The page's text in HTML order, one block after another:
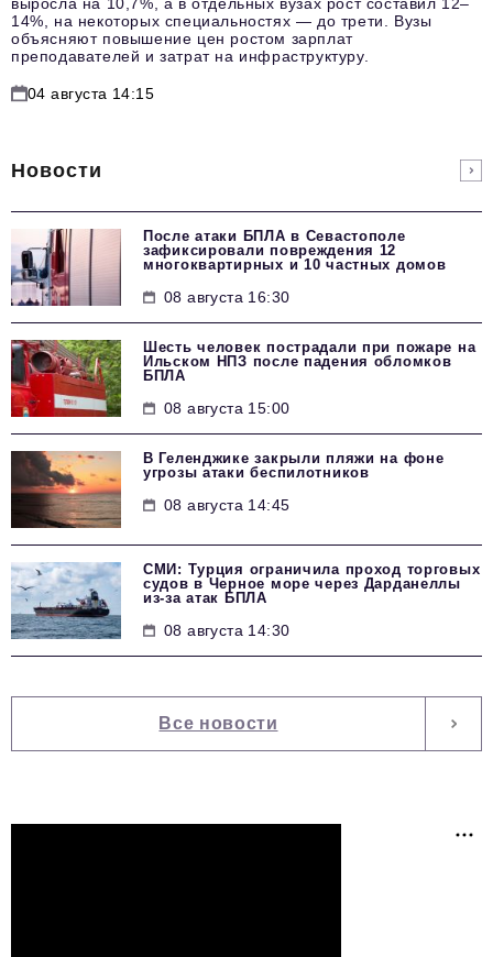
14%, на некоторых специальностях — до трети. Вузы
объясняют повышение цен ростом зарплат
преподавателей и затрат на инфраструктуру.
04 августа 14:15
Новости
После атаки БПЛА в Севастополе
зафиксировали повреждения 12
многоквартирных и 10 частных домов
08 августа 16:30
Шесть человек пострадали при пожаре на
Ильском НПЗ после падения обломков
БПЛА
08 августа 15:00
В Геленджике закрыли пляжи на фоне
угрозы атаки беспилотников
08 августа 14:45
СМИ: Турция ограничила проход торговых
судов в Черное море через Дарданеллы
из-за атак БПЛА
08 августа 14:30
Все новости